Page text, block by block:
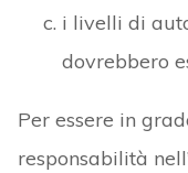
i livelli di
dovrebbero
Per essere in
responsabilità